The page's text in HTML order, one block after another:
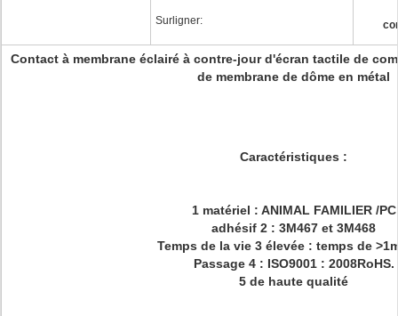
Surligner:
Contact à membrane éclairé à contre-jour d'écran tactile de
de membrane de dôme en métal
Caractéristiques :
1 matériel : ANIMAL FAMILIER /PC
adhésif 2 : 3M467 et 3M468
Temps de la vie 3 élevée : temps de
Passage 4 : ISO9001 : 2008RoHS.
5 de haute qualité